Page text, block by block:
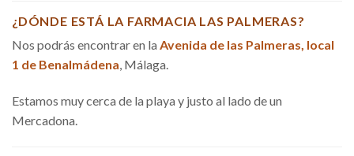
¿DÓNDE ESTÁ LA FARMACIA LAS PALMERAS?
Nos podrás encontrar en la Avenida de las Palmeras, local
1 de Benalmádena, Málaga.
Estamos muy cerca de la playa y justo al lado de un
Mercadona.